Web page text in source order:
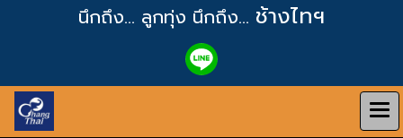
นึกถึง... ลูกทุ่ง นึกถึง... ช้างไทฯ